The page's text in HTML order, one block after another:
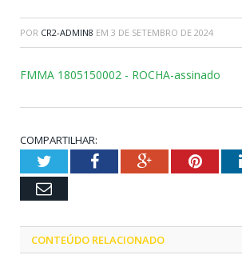
POR CR2-ADMIN8 EM 3 DE SETEMBRO DE 2024
FMMA 1805150002 - ROCHA-assinado
COMPARTILHAR:
TwitterFacebookGoogle+
Email
CONTEÚDO RELACIONADO